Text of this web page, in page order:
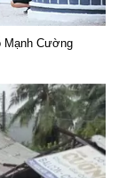
Mạnh Cường